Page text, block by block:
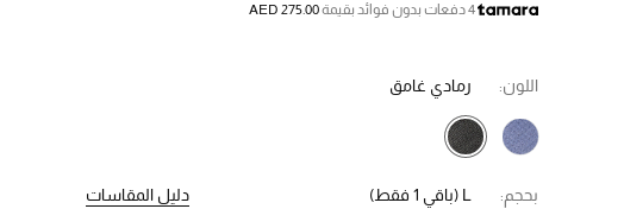
4 دفعات بدون فوائد بقيمة
AED 275.00
اللون: رمادي غامق
بحجم: L (باقي 1 فقط) دليل المقاسات